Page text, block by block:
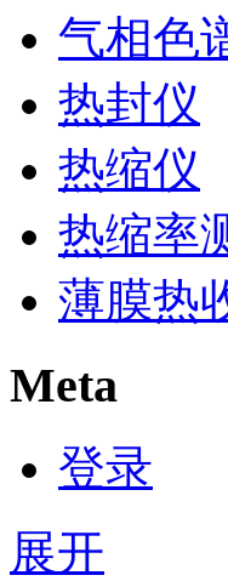
气相色
热封仪
热缩仪
热缩率
薄膜热
Meta
登录
展开